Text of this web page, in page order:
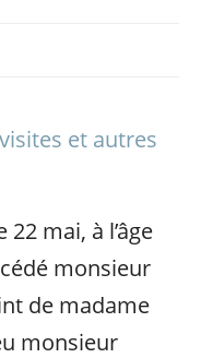
et autres
mai, à l’âge
monsieur
de madame
monsieur